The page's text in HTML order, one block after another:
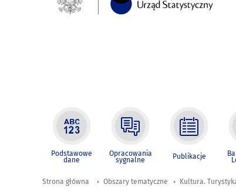
Podstawowe
dane
Opracowania
sygnalne Publikacje
Strona główna Obszary tematyczne Kultura.